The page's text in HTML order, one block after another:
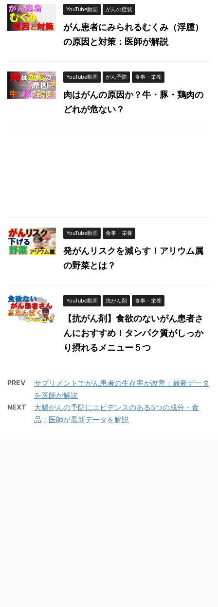
YouTube動画 がんの症状
がん患者にみられるむくみ（浮腫）
の原因と対策：医師が解説
YouTube動画 がん予防 食事・栄養
肉はがんの原因か？牛・豚・鶏肉の
どれが危ない？
YouTube動画 食事・栄養
発がんリスクを減らす！アリウム属
の野菜とは？
YouTube動画 抗がん剤 食事・栄養
【抗がん剤】食欲のないがん患者さ
んにおすすめ！タンパク質がしっか
り摂れるメニュー５つ
PREV
サプリメントでがん患者の生存率が改善：最新データ
を医師が解説
NEXT
大腸がんの予防にエビデンスのある5つの成分・食
品：医師が最新データを解説